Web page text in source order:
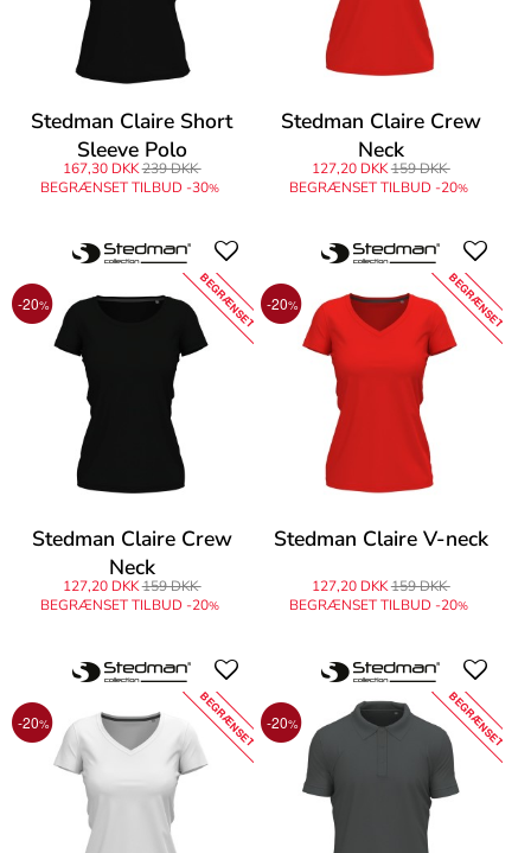
Stedman Claire Short
Sleeve Polo
167,30 DKK239 DKK
BEGRÆNSET TILBUD -30%
Stedman Claire Crew
Neck
127,20 DKK159 DKK
BEGRÆNSET TILBUD -20%
-20% BEGRÆNSET
Stedman Claire Crew
Neck
127,20 DKK159 DKK
BEGRÆNSET TILBUD -20%
-20% BEGRÆNSET
Stedman Claire V-neck
127,20 DKK159 DKK
BEGRÆNSET TILBUD -20%
-20% BEGRÆNSET-20% BEGRÆNSET